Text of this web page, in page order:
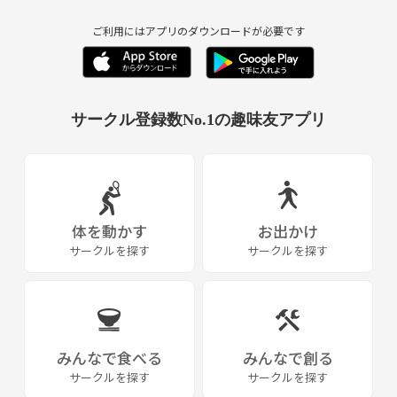
ご利用にはアプリのダウンロードが必要です
サークル登録数No.1の趣味友アプリ
体を動かす
サークルを探す
お出かけ
サークルを探す
みんなで食べる
サークルを探す
みんなで創る
サークルを探す